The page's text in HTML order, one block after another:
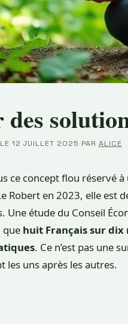
12 JUILLET 2025 PAR ALICE
ce concept flou
Robert en 2023, elle est
Une étude du Conseil
que huit Français sur
. Ce n’est pas une
uns après les autres.